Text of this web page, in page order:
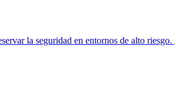
la seguridad en entornos de alto